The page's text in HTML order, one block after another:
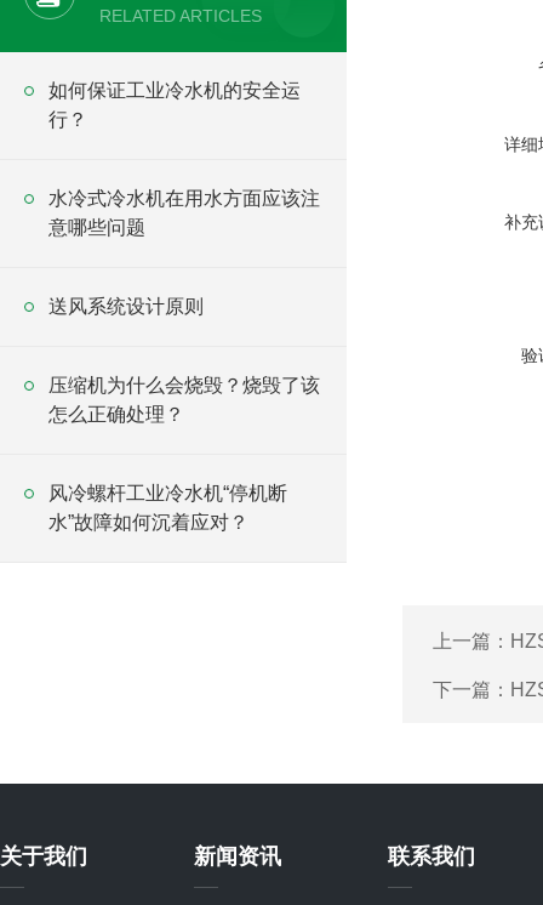
RELATED ARTICLES
如何保证工业冷水机的安全运
行？
水冷式冷水机在用水方面应该注
意哪些问题
送风系统设计原则
压缩机为什么会烧毁？烧毁了该
怎么正确处理？
风冷螺杆工业冷水机“停机断
水”故障如何沉着应对？
详细
补充
验
上一篇：
下一篇：
关于我们 新闻资讯 联系我们